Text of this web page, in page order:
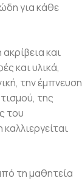
για κάθε
και
και υλικά,
την έμπνευση
της
του
τη μαθητεία